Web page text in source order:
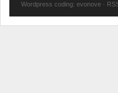
Wordpress coding: evonove ·